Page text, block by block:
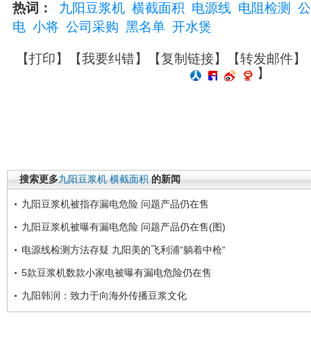
热词： 九阳豆浆机 横截面积 电源线 电阻检测
电 小将 公司采购 黑名单 开水煲
【打印】【我要纠错】【复制链接】【转发邮件】
】
搜索更多九阳豆浆机 横截面积 的新闻
九阳豆浆机被指存漏电危险 问题产品仍在售
九阳豆浆机被曝有漏电危险 问题产品仍在售(图)
电源线检测方法存疑 九阳美的飞利浦“躺着中枪“
5款豆浆机数款小家电被曝有漏电危险仍在售
九阳韩润：致力于向海外传播豆浆文化